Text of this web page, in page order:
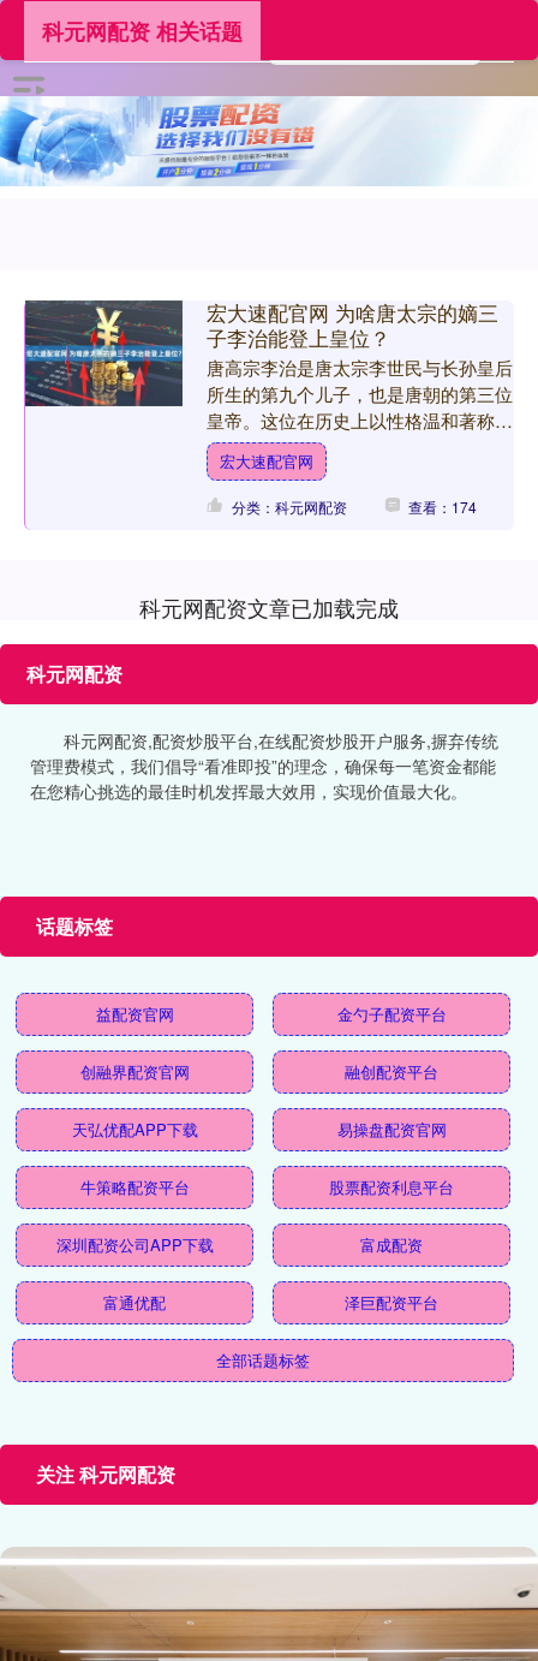
科元网配资 相关话题
宏大速配官网 为啥唐太宗的嫡三
子李治能登上皇位？
唐高宗李治是唐太宗李世民与长孙皇后
所生的第九个儿子，也是唐朝的第三位
皇帝。这位在历史上以性格温和著称的
帝王，为何能在激烈的皇位争夺中脱颖
而出？究其原因，主要有两....
宏大速配官网
分类：科元网配资 查看：174
科元网配资文章已加载完成
科元网配资
科元网配资,配资炒股平台,在线配资炒股开户服务,摒弃传统
管理费模式，我们倡导“看准即投”的理念，确保每一笔资金都能
在您精心挑选的最佳时机发挥最大效用，实现价值最大化。
话题标签
益配资官网 金勺子配资平台
创融界配资官网 融创配资平台
天弘优配APP下载 易操盘配资官网
牛策略配资平台 股票配资利息平台
深圳配资公司APP下载 富成配资
富通优配 泽巨配资平台
全部话题标签
关注 科元网配资